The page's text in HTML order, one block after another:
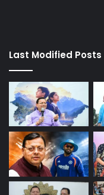
Last Modified Posts